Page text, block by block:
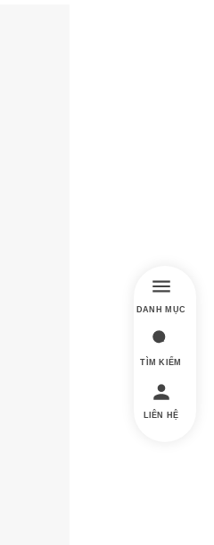
DANH MỤC
TÌM KIẾM
LIÊN HỆ